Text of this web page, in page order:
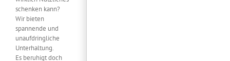
schenken kann?
Wir bieten
spannende und
unaufdringliche
Unterhaltung.
Es beruhigt doch